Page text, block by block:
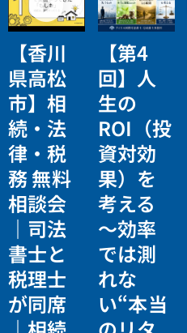
【香川
県高松
市】相
続・法
律・税
務 無料
相談会
｜司法
書士と
税理士
が同席
【第4
回】人
生の
ROI（投
資対効
果）を
考える
〜効率
では測
れな
い“本当